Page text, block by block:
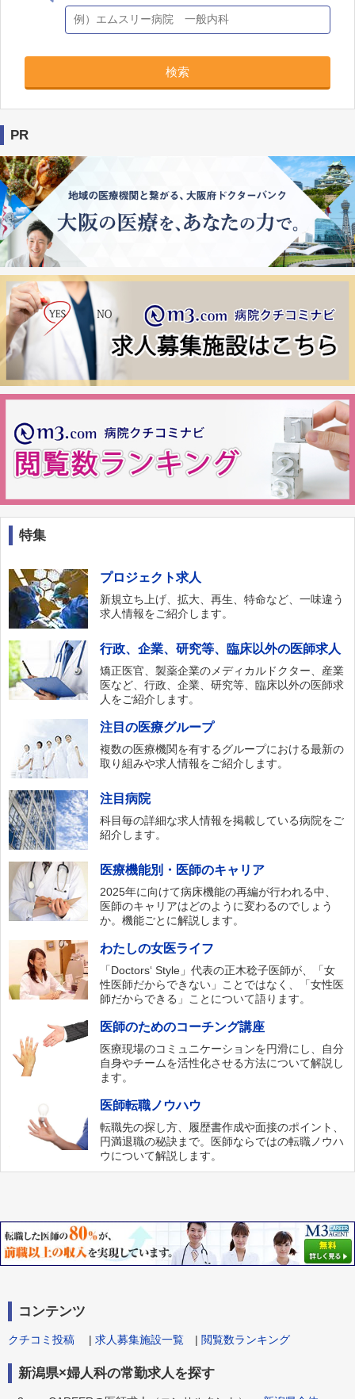
検索
PR
特集
プロジェクト求人
新規立ち上げ、拡大、再生、特命など、一味違う
求人情報をご紹介します。
行政、企業、研究等、臨床以外の医師求人
矯正医官、製薬企業のメディカルドクター、産業
医など、行政、企業、研究等、臨床以外の医師求
人をご紹介します。
注目の医療グループ
複数の医療機関を有するグループにおける最新の
取り組みや求人情報をご紹介します。
注目病院
科目毎の詳細な求人情報を掲載している病院をご
紹介します。
医療機能別・医師のキャリア
2025年に向けて病床機能の再編が行われる中、
医師のキャリアはどのように変わるのでしょう
か。機能ごとに解説します。
わたしの女医ライフ
「Doctors‘ Style」代表の正木稔子医師が、「女
性医師だからできない」ことではなく、「女性医
師だからできる」ことについて語ります。
医師のためのコーチング講座
医療現場のコミュニケーションを円滑にし、自分
自身やチームを活性化させる方法について解説し
ます。
医師転職ノウハウ
転職先の探し方、履歴書作成や面接のポイント、
円満退職の秘訣まで。医師ならではの転職ノウハ
ウについて解説します。
コンテンツ
クチコミ投稿 | 求人募集施設一覧 | 閲覧数ランキング
新潟県×婦人科の常勤求人を探す